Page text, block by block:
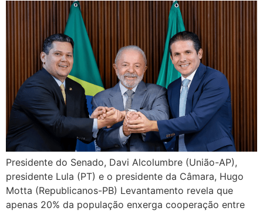
Presidente do Senado, Davi Alcolumbre (União-AP),
presidente Lula (PT) e o presidente da Câmara, Hugo
Motta (Republicanos-PB) Levantamento revela que
apenas 20% da população enxerga cooperação entre